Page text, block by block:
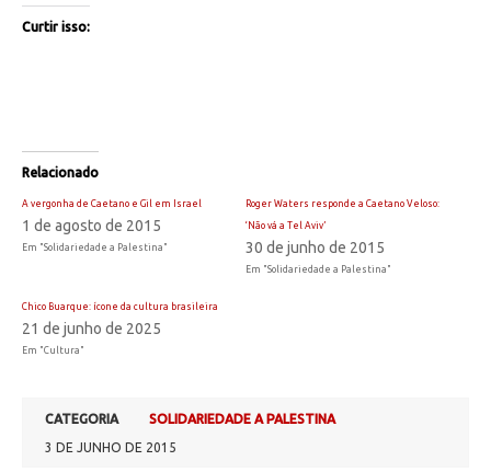
Curtir isso:
Relacionado
A vergonha de Caetano e Gil em Israel
1 de agosto de 2015
Em "Solidariedade a Palestina"
Roger Waters responde a Caetano Veloso:
‘Não vá a Tel Aviv’
30 de junho de 2015
Em "Solidariedade a Palestina"
Chico Buarque: ícone da cultura brasileira
21 de junho de 2025
Em "Cultura"
CATEGORIA
SOLIDARIEDADE A PALESTINA
3 DE JUNHO DE 2015